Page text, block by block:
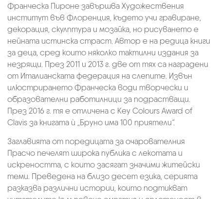
Франческа Пироне завършва Художествения
институт във Флоренция, където учи гравиране,
декорация, скулптура и мозайка, но рисуването е
нейната истинска страст. Автор е на редица книги
за деца, сред които няколко тактилни издания за
незрящи. През 2011 и 2013 г. две от тях са наградени
от Италианската федерация на слепите. Извън
илюстрирането Франческа води творчески и
образователни работилници за подрастващи.
През 2016 г. тя е отличена с Key Colours Award of
Clavis за книгата ѝ „Бруно има 100 приятели“.
Заглавията от поредицата за очарователния
Прасчо печелят широка публика с лекотата и
искреността, с които засягат значими житейски
теми. Преведена на близо десет езика, серията
разказва различни истории, които подтикват